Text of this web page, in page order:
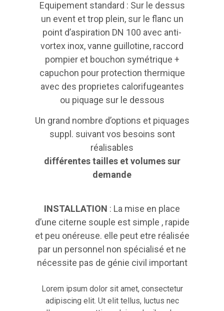
Equipement standard : Sur le dessus
un event et trop plein, sur le flanc un
point d’aspiration DN 100 avec anti-
vortex inox, vanne guillotine, raccord
pompier et bouchon symétrique +
capuchon pour protection thermique
avec des proprietes calorifugeantes
ou piquage sur le dessous
Un grand nombre d’options et piquages
suppl. suivant vos besoins sont
réalisables
différentes tailles et volumes sur
demande
INSTALLATION : La mise en place
d’une citerne souple est simple , rapide
et peu onéreuse. elle peut etre réalisée
par un personnel non spécialisé et ne
nécessite pas de génie civil important
Lorem ipsum dolor sit amet, consectetur
adipiscing elit. Ut elit tellus, luctus nec